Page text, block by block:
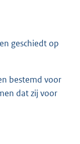
geschiedt op
bestemd voor
dat zij voor